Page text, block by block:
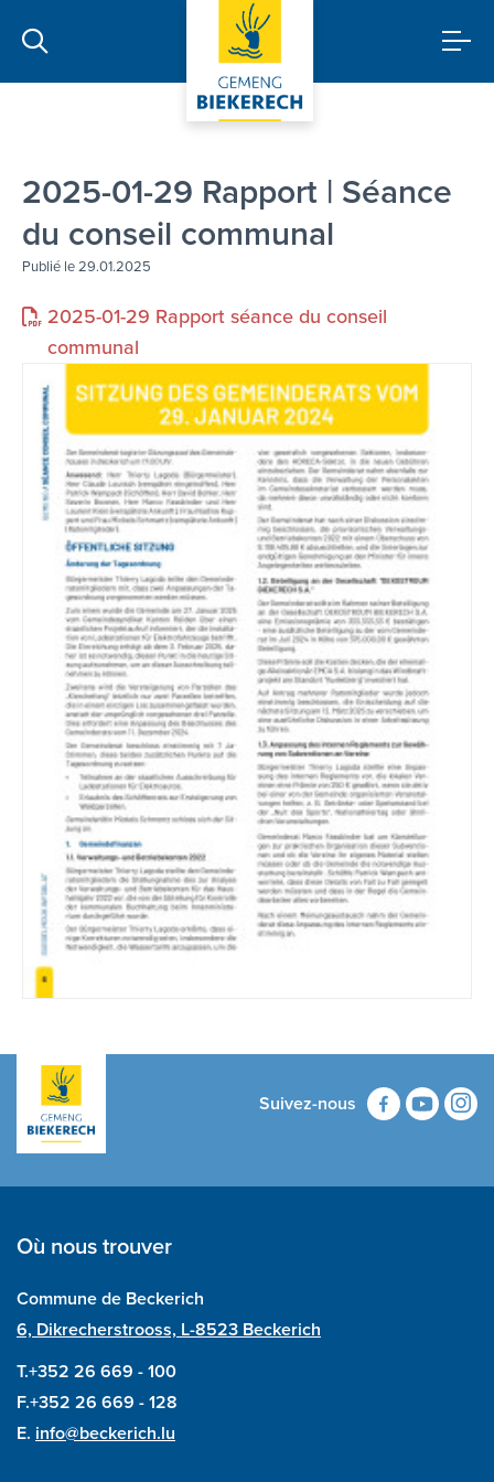
2025-01-29 Rapport | Séance
du conseil communal
Publié le 29.01.2025
2025-01-29 Rapport séance du conseil
communal
Suivez-nous
Où nous trouver
Commune de Beckerich
6, Dikrecherstrooss, L-8523 Beckerich
T.+352 26 669 - 100
F.+352 26 669 - 128
E. info@beckerich.lu